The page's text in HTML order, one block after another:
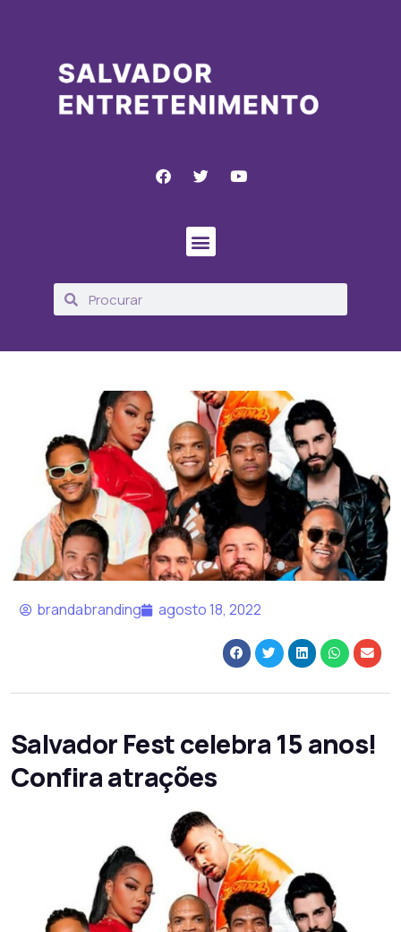
brandabranding agosto 18, 2022
Salvador Fest celebra 15 anos!
Confira atrações